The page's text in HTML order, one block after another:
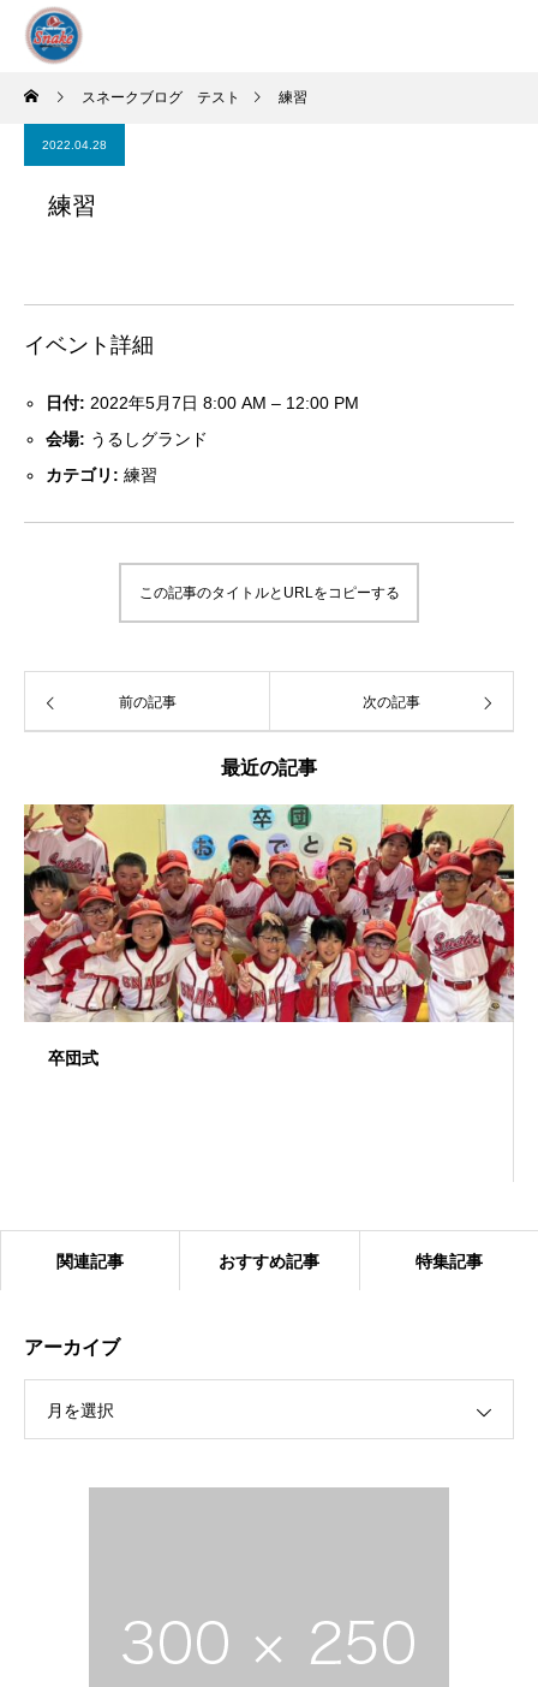
スネークブログ テスト 練習
2022.04.28
練習
イベント詳細
日付: 2022年5月7日 8:00 AM – 12:00 PM
会場: うるしグランド
カテゴリ: 練習
この記事のタイトルとURLをコピーする
前の記事 次の記事
最近の記事
卒団式
2024.1.27 ベアーズ合同練習
関連記事 おすすめ記事 特集記事
アーカイブ
月を選択